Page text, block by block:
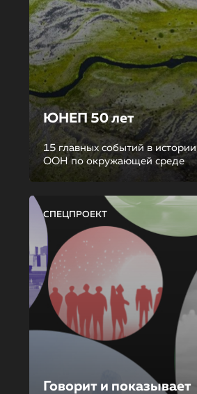
ЮНЕП 50 лет
15 главных событий в
ООН по окружающей среде
СПЕЦПРОЕКТ
Говорит и показывает